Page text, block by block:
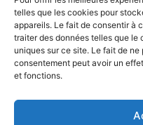
telles que les cookies pour
appareils. Le fait de consentir à
traiter des données telles que le
uniques sur ce site. Le fait de
consentement peut avoir un
et fonctions.
Cliquez pour
marketing